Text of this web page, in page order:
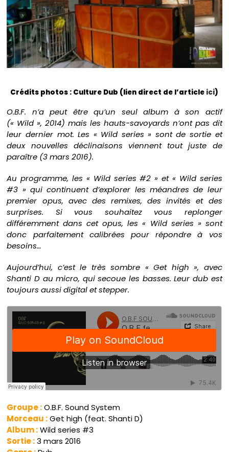
Crédits photos : Culture Dub (lien direct de l’article ici)
O.B.F. n’a peut être qu’un seul album à son actif
(« Wild », 2014) mais les hauts-savoyards n’ont pas dit
leur dernier mot. Les « Wild series » sont de sortie et
deux nouvelles déclinaisons viennent tout juste de
paraître (3 mars 2016).
Au programme, les « Wild series #2 » et « Wild series
#3 » qui continuent d’explorer les méandres de leur
premier opus, avec des remixes, des invités et des
surprises. Si vous souhaitez vous replonger
différemment dans cet opus, les « Wild series » sont
donc parfaitement calibrées pour répondre à vos
besoins…
Aujourd’hui, c’est le très sombre « Get high », avec
Shanti D au micro, qui secoue les basses. Leur dub est
toujours aussi digital et stepper.
Groupe :O.B.F. Sound System
Morceau :Get high (feat. Shanti D)
Album :Wild series #3
Sortie :3 mars 2016